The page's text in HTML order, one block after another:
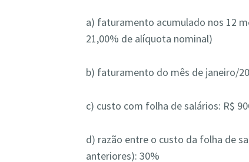
a) faturamento acumulado nos 12
21,00% de alíquota nominal)
b) faturamento do mês de janeiro/
c) custo com folha de salários: R$
d) razão entre o custo da folha de
anteriores): 30%